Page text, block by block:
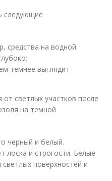
следующие
средства на водной
темнее выглядит
светлых участков после
на темной
черный и белый.
лоска и строгости. Белые
поверхностей и